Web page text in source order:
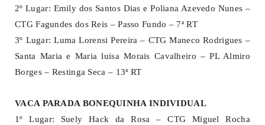
2º Lugar: Emily dos Santos Dias e Poliana Azevedo Nunes –
CTG Fagundes dos Reis – Passo Fundo – 7ª RT
3º Lugar: Luma Lorensi Pereira – CTG Maneco Rodrigues –
Santa Maria e Maria luisa Morais Cavalheiro – PL Almiro
Borges – Restinga Seca – 13ª RT
VACA PARADA BONEQUINHA INDIVIDUAL
1º Lugar: Suely Hack da Rosa – CTG Miguel Rocha